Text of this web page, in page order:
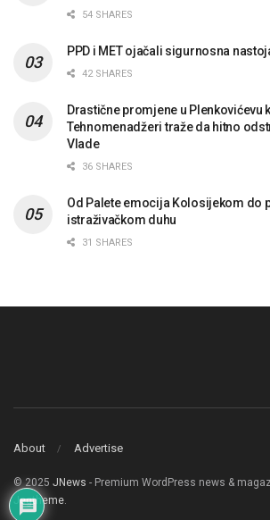
54 SHARES
PPD i MET ojačali sigurnosna
42 SHARES
Drastične promjene u Plenkovićevu
Tehnomenadžeri traže da hitno
Vlade
36 SHARES
Od Palete emocija Kolosijekom do
istraživačkom duhu
31 SHARES
About Advertise
© 2025 JNews - Premium WordPress news &
Jegtheme.